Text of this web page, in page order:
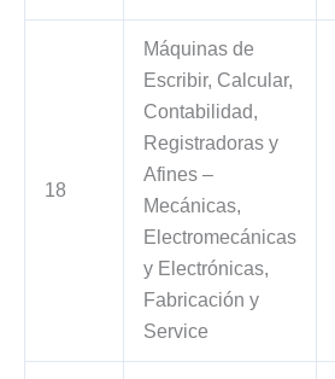
18
Máquinas de
Escribir, Calcular,
Contabilidad,
Registradoras y
Afines –
Mecánicas,
Electromecánicas
y Electrónicas,
Fabricación y
Service